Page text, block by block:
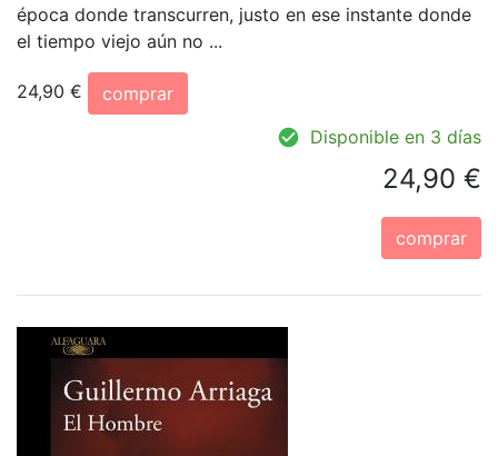
época donde transcurren, justo en ese instante donde
el tiempo viejo aún no ...
24,90 €
comprar
Disponible en 3 días
24,90 €
comprar